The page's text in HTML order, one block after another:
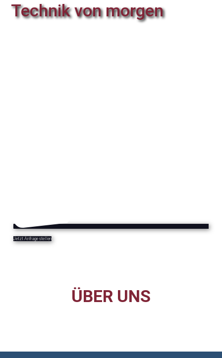
Technik von morgen
Jetzt Anfrage stellen
ÜBER UNS